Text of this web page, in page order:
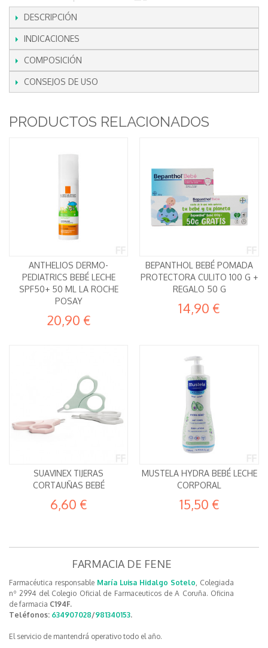
DESCRIPCIÓN
INDICACIONES
COMPOSICIÓN
CONSEJOS DE USO
PRODUCTOS RELACIONADOS
ANTHELIOS DERMO-
PEDIATRICS BEBÉ LECHE
SPF50+ 50 ML LA ROCHE
POSAY
20,90 €
BEPANTHOL BEBÉ POMADA
PROTECTORA CULITO 100 G +
REGALO 50 G
14,90 €
SUAVINEX TIJERAS
CORTAUÑAS BEBÉ
6,60 €
MUSTELA HYDRA BEBÉ LECHE
CORPORAL
15,50 €
FARMACIA DE FENE
Farmacéutica responsable María Luisa Hidalgo Sotelo , Colegiada
nº 2994 del Colegio Oficial de Farmaceuticos de A Coruña. Oficina
de farmacia C194F.
Teléfonos: 634907028/981340153.
El servicio de mantendrá operativo todo el año.